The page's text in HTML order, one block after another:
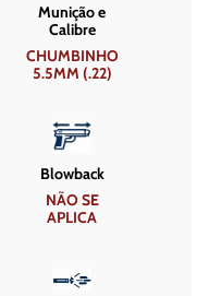
Munição e
Calibre
CHUMBINHO
5.5MM (.22)
Blowback
NÃO SE
APLICA